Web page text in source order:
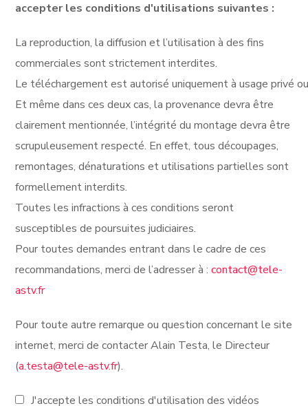
accepter les conditions d'utilisations suivantes :
La reproduction, la diffusion et l’utilisation à des fins
commerciales sont strictement interdites.
Le téléchargement est autorisé uniquement à usage privé
Et même dans ces deux cas, la provenance devra être
clairement mentionnée, l’intégrité du montage devra être
scrupuleusement respecté. En effet, tous découpages,
remontages, dénaturations et utilisations partielles sont
formellement interdits.
Toutes les infractions à ces conditions seront
susceptibles de poursuites judiciaires.
Pour toutes demandes entrant dans le cadre de ces
recommandations, merci de l’adresser à :contact@tele-
astv.fr
Pour toute autre remarque ou question concernant le site
internet, merci de contacter Alain Testa, le Directeur
(a.testa@tele-astv.fr).
J'accepte les conditions d'utilisation des vidéos